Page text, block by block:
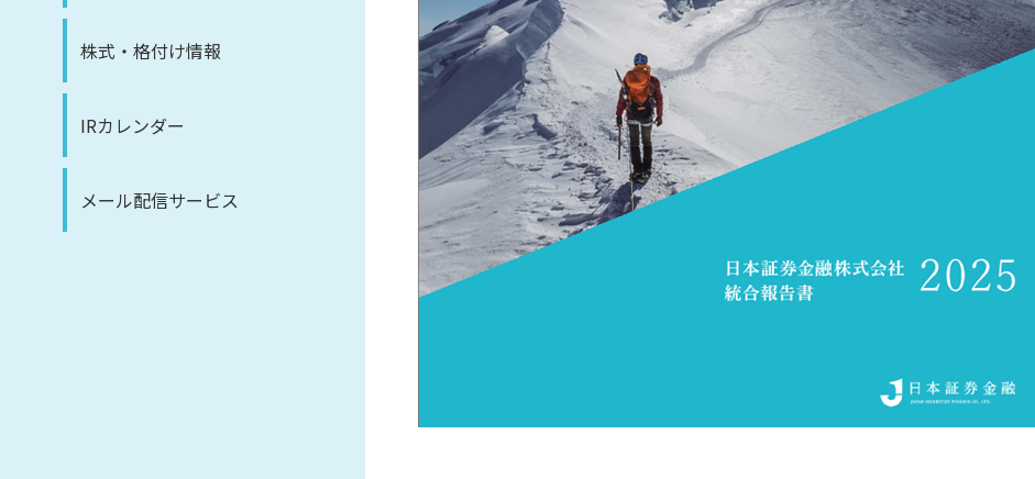
株式・格付け情報
IRカレンダー
メール配信サービス